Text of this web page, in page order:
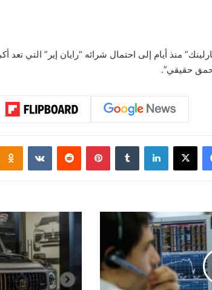
منذ أيام إلى احتمال شرائه “رايان إير” التي تعد
حقيقي”.
فيسبوك ‫X لينكدإن ‏Tumblr بينتيريست ‏Reddit
‏VKontakte